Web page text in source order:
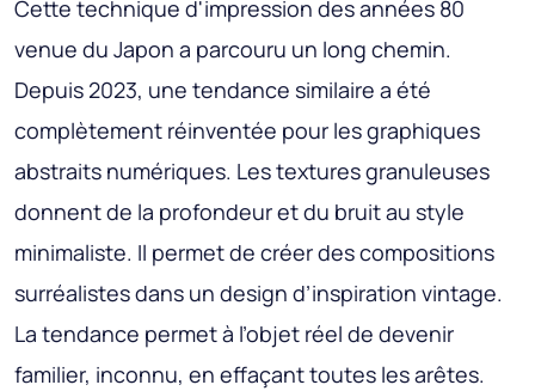
Cette technique d'impression des années 80
venue du Japon a parcouru un long chemin.
Depuis 2023, une tendance similaire a été
complètement réinventée pour les graphiques
abstraits numériques. Les textures granuleuses
donnent de la profondeur et du bruit au style
minimaliste. Il permet de créer des compositions
surréalistes dans un design d’inspiration vintage.
La tendance permet à l’objet réel de devenir
familier, inconnu, en effaçant toutes les arêtes.